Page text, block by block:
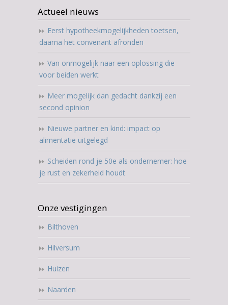
Actueel nieuws
Eerst hypotheekmogelijkheden toetsen,
daarna het convenant afronden
Van onmogelijk naar een oplossing die
voor beiden werkt
Meer mogelijk dan gedacht dankzij een
second opinion
Nieuwe partner en kind: impact op
alimentatie uitgelegd
Scheiden rond je 50e als ondernemer: hoe
je rust en zekerheid houdt
Onze vestigingen
Bilthoven
Hilversum
Huizen
Naarden